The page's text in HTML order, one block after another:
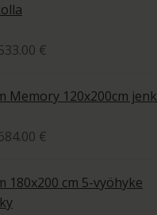
€
1,533.00 €
Memory 120x200cm
€
-
1,684.00 €
180x200 cm 5-vyöhyke